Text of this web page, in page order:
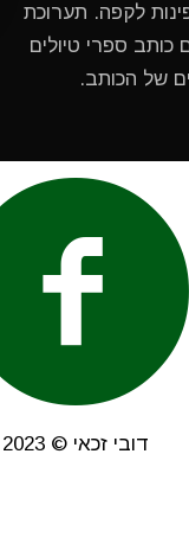
לקפה. תערוכת
כותב ספרי טיולים
של הכותב.
דובי זכאי © 2023